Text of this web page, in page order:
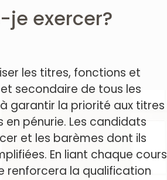
je exercer?
les titres, fonctions et
secondaire de tous les
garantir la priorité aux titres
pénurie. Les candidats
et les barèmes dont ils
En liant chaque cours
renforcera la qualification